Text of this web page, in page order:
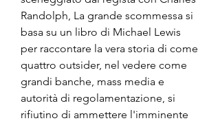
Randolph, La grande scommessa si
basa su un libro di Michael Lewis
per raccontare la vera storia di come
quattro outsider, nel vedere come
grandi banche, mass media e
autorità di regolamentazione, si
rifiutino di ammettere l'imminente